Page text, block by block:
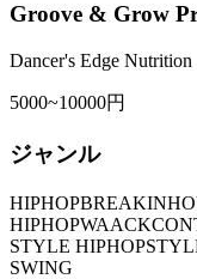
Groove & Grow
Dancer's Edge Nutrition
5000~10000円
ジャンル
HIPHOPBREAKIN
HIPHOPWAACK
STYLE HIPHOP
SWING